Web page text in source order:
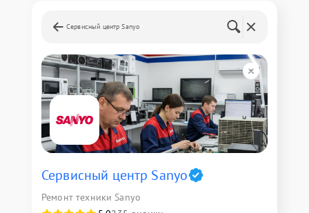
Сервисный центр Sanyo
Сервисный центр Sanyo
Ремонт техники Sanyo